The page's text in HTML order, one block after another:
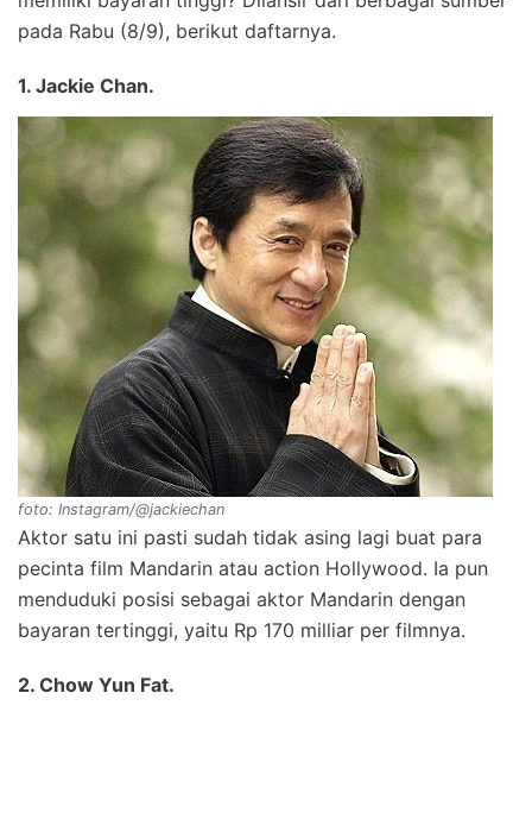
pada Rabu (8/9), berikut daftarnya.
1. Jackie Chan.
foto: Instagram/@jackiechan
Aktor satu ini pasti sudah tidak asing lagi buat para
pecinta film Mandarin atau action Hollywood. Ia pun
menduduki posisi sebagai aktor Mandarin dengan
bayaran tertinggi, yaitu Rp 170 milliar per filmnya.
2. Chow Yun Fat.